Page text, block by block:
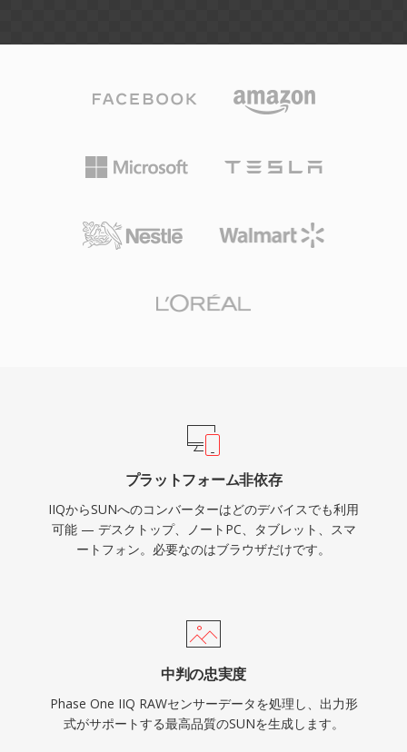
プラットフォーム非依存
IIQからSUNへのコンバーターはどのデバイスでも利用
可能 — デスクトップ、ノートPC、タブレット、スマ
ートフォン。必要なのはブラウザだけです。
中判の忠実度
Phase One IIQ RAWセンサーデータを処理し、出力形
式がサポートする最高品質のSUNを生成します。